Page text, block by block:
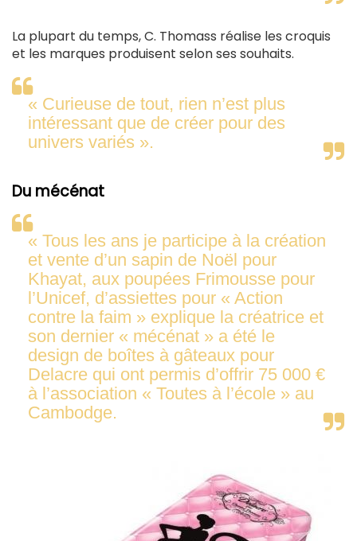
La plupart du temps, C. Thomass réalise les croquis
et les marques produisent selon ses souhaits.
« Curieuse de tout, rien n’est plus
intéressant que de créer pour des
univers variés ».
Du mécénat
« Tous les ans je participe à la création
et vente d’un sapin de Noël pour
Khayat, aux poupées Frimousse pour
l’Unicef, d’assiettes pour « Action
contre la faim » explique la créatrice et
son dernier « mécénat » a été le
design de boîtes à gâteaux pour
Delacre qui ont permis d’offrir 75 000 €
à l’association « Toutes à l’école » au
Cambodge.